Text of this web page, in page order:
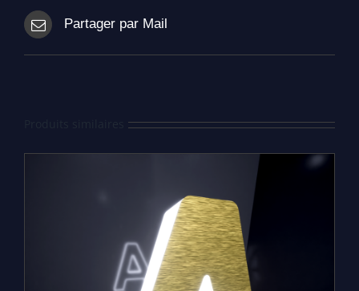
Partager par Mail